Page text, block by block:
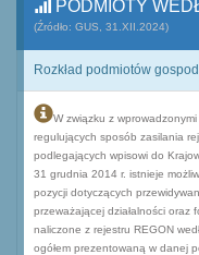
PODMIOTY
(Źródło: GUS, 31.XII.2024)
Rozkład podmiotów
W związku z
regulujących sposób zasilania
podlegających wpisowi do
31 grudnia 2014 r. istnieje
pozycji dotyczących
przeważającej działalności oraz
naliczone z rejestru REGON
ogółem prezentowaną w danej